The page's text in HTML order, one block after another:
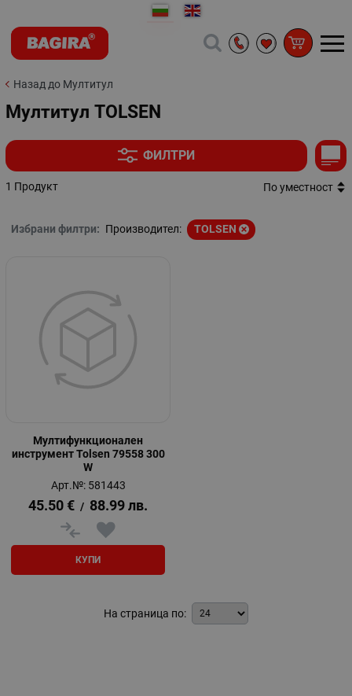
Назад до Мултитул
Мултитул TOLSEN
ФИЛТРИ
1 Продукт По уместност
Избрани филтри: Производител: TOLSEN
Мултифункционален
инструмент Tolsen 79558 300
W
Арт.№: 581443
45.50 € / 88.99 лв.
КУПИ
На страница по: